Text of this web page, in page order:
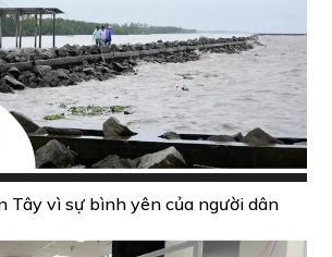
Tây vì sự bình yên của người dân